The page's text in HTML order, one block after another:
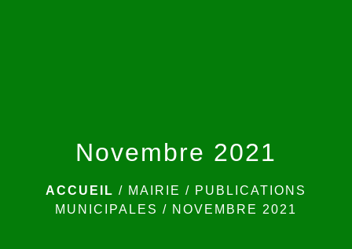
Novembre 2021
ACCUEIL / MAIRIE / PUBLICATIONS
MUNICIPALES / NOVEMBRE 2021